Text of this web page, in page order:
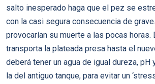
salto inesperado haga que el pez se
con la casi segura consecuencia de
provocarían su muerte a las pocas
transporta la plateada presa hasta el
deberá tener un agua de igual dureza, pH
la del antiguo tanque, para evitar un